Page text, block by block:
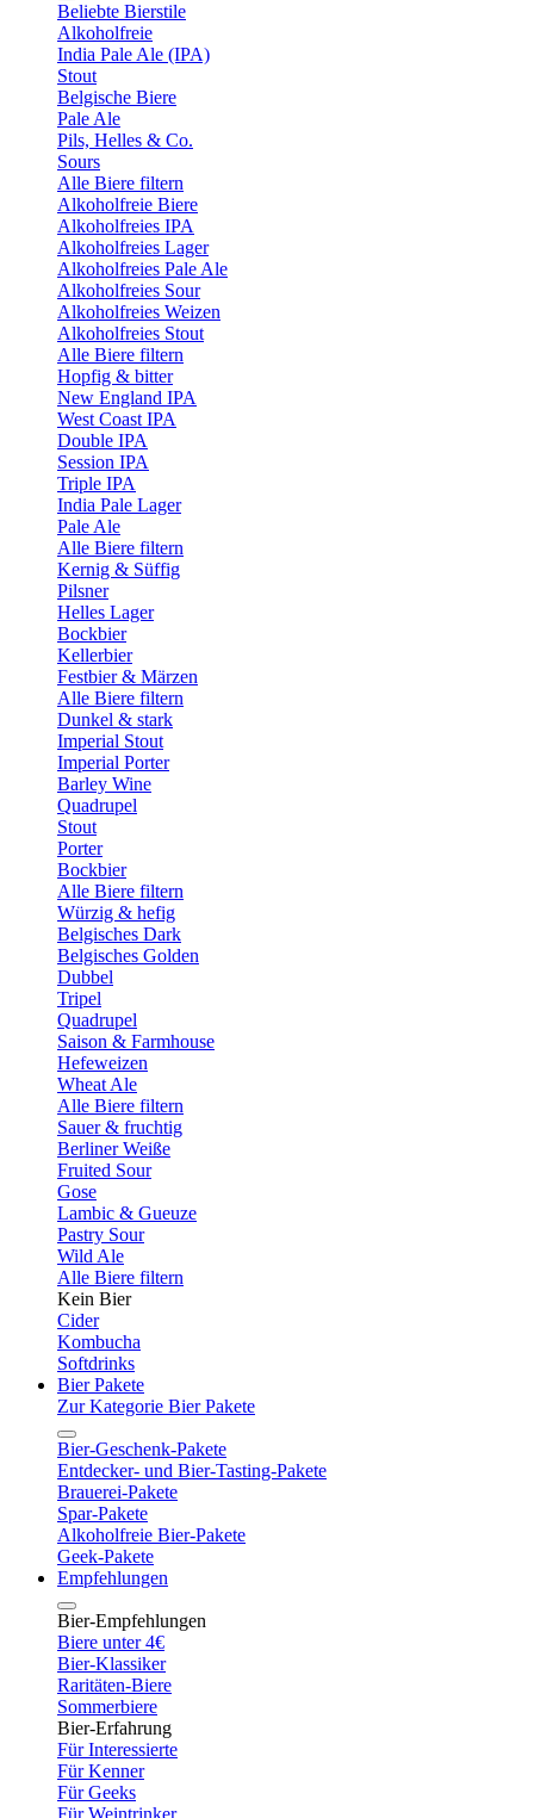
Beliebte Bierstile
Alkoholfreie
India Pale Ale (IPA)
Stout
Belgische Biere
Pale Ale
Pils, Helles & Co.
Sours
Alle Biere filtern
Alkoholfreie Biere
Alkoholfreies IPA
Alkoholfreies Lager
Alkoholfreies Pale Ale
Alkoholfreies Sour
Alkoholfreies Weizen
Alkoholfreies Stout
Alle Biere filtern
Hopfig & bitter
New England IPA
West Coast IPA
Double IPA
Session IPA
Triple IPA
India Pale Lager
Pale Ale
Alle Biere filtern
Kernig & Süffig
Pilsner
Helles Lager
Bockbier
Kellerbier
Festbier & Märzen
Alle Biere filtern
Dunkel & stark
Imperial Stout
Imperial Porter
Barley Wine
Quadrupel
Stout
Porter
Bockbier
Alle Biere filtern
Würzig & hefig
Belgisches Dark
Belgisches Golden
Dubbel
Tripel
Quadrupel
Saison & Farmhouse
Hefeweizen
Wheat Ale
Alle Biere filtern
Sauer & fruchtig
Berliner Weiße
Fruited Sour
Gose
Lambic & Gueuze
Pastry Sour
Wild Ale
Alle Biere filtern
Kein Bier
Cider
Kombucha
Softdrinks
Bier Pakete
Zur Kategorie Bier Pakete
Bier-Geschenk-Pakete
Entdecker- und Bier-Tasting-Pakete
Brauerei-Pakete
Spar-Pakete
Alkoholfreie Bier-Pakete
Geek-Pakete
Empfehlungen
Bier-Empfehlungen
Biere unter 4€
Bier-Klassiker
Raritäten-Biere
Sommerbiere
Bier-Erfahrung
Für Interessierte
Für Kenner
Für Geeks